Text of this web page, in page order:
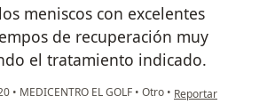
meniscos con excelentes
de recuperación muy
el tratamiento indicado.
• MEDICENTRO EL GOLF • Otro • en opinión del
Reportar